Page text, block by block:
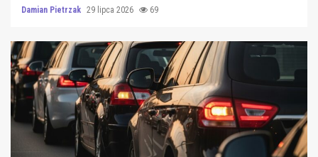
Damian Pietrzak 29 lipca 2026 69